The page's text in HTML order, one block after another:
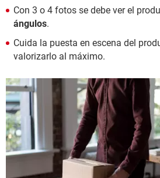
Con 3 o 4 fotos se debe ver el
ángulos.
Cuida la puesta en escena del
valorizarlo al máximo.